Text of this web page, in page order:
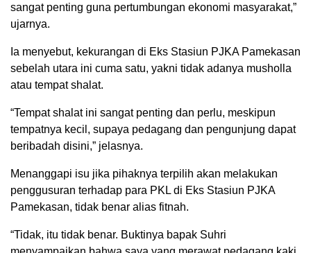
sangat penting guna pertumbungan ekonomi masyarakat,”
ujarnya.
Ia menyebut, kekurangan di Eks Stasiun PJKA Pamekasan
sebelah utara ini cuma satu, yakni tidak adanya musholla
atau tempat shalat.
“Tempat shalat ini sangat penting dan perlu, meskipun
tempatnya kecil, supaya pedagang dan pengunjung dapat
beribadah disini,” jelasnya.
Menanggapi isu jika pihaknya terpilih akan melakukan
penggusuran terhadap para PKL di Eks Stasiun PJKA
Pamekasan, tidak benar alias fitnah.
“Tidak, itu tidak benar. Buktinya bapak Suhri